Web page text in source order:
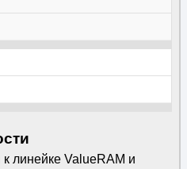
линейке ValueRAM и